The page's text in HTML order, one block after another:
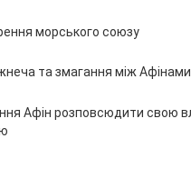
морського союзу
та змагання між
Афін розповсюдити свою